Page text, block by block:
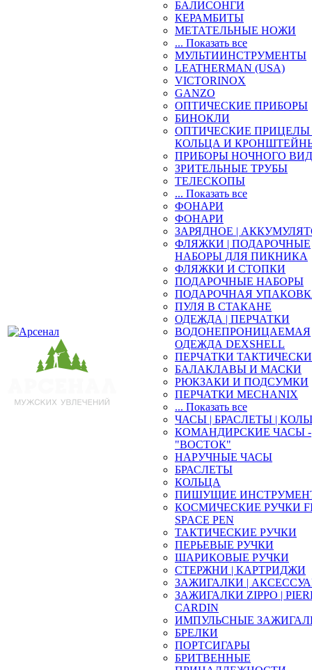
БАЛИСОНГИ
КЕРАМБИТЫ
МЕТАТЕЛЬНЫЕ НОЖИ
... Показать все
МУЛЬТИИНСТРУМЕНТЫ
LEATHERMAN (USA)
VICTORINOX
GANZO
ОПТИЧЕСКИЕ ПРИБОРЫ
БИНОКЛИ
ОПТИЧЕСКИЕ ПРИЦЕЛЫ
КОЛЬЦА И
ПРИБОРЫ НОЧНОГО
ЗРИТЕЛЬНЫЕ ТРУБЫ
ТЕЛЕСКОПЫ
... Показать все
ФОНАРИ
ФОНАРИ
ЗАРЯДНОЕ |
ФЛЯЖКИ | ПОДАРОЧНЫЕ
НАБОРЫ ДЛЯ ПИКНИКА
ФЛЯЖКИ И СТОПКИ
ПОДАРОЧНЫЕ НАБОРЫ
ПОДАРОЧНАЯ
ПУЛЯ В СТАКАНЕ
ОДЕЖДА | ПЕРЧАТКИ
ВОДОНЕПРОНИЦАЕМАЯ
ОДЕЖДА DEXSHELL
ПЕРЧАТКИ
БАЛАКЛАВЫ И МАСКИ
РЮКЗАКИ И ПОДСУМКИ
ПЕРЧАТКИ MECHANIX
... Показать все
ЧАСЫ | БРАСЛЕТЫ |
КОМАНДИРСКИЕ ЧАСЫ -
"ВОСТОК"
НАРУЧНЫЕ ЧАСЫ
БРАСЛЕТЫ
КОЛЬЦА
ПИШУЩИЕ
КОСМИЧЕСКИЕ РУЧКИ
SPACE PEN
ТАКТИЧЕСКИЕ РУЧКИ
ПЕРЬЕВЫЕ РУЧКИ
ШАРИКОВЫЕ РУЧКИ
СТЕРЖНИ | КАРТРИДЖИ
ЗАЖИГАЛКИ |
ЗАЖИГАЛКИ ZIPPO |
CARDIN
ИМПУЛЬСНЫЕ
БРЕЛКИ
ПОРТСИГАРЫ
БРИТВЕННЫЕ